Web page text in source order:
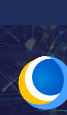
contenuto